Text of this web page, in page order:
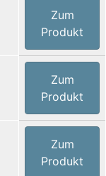
Zum
Produkt
Zum
Produkt
Zum
Produkt